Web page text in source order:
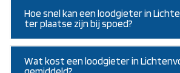
Hoe snel kan een loodgieter in
ter plaatse zijn bij spoed?
Wat kost een loodgieter in